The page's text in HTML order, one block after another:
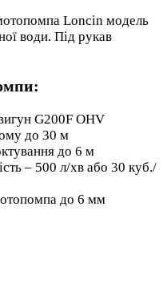
Loncin модель
води. Під рукав
G200F OHV
до 30 м
до 6 м
– 500 л/хв або 30 куб./
до 6 мм